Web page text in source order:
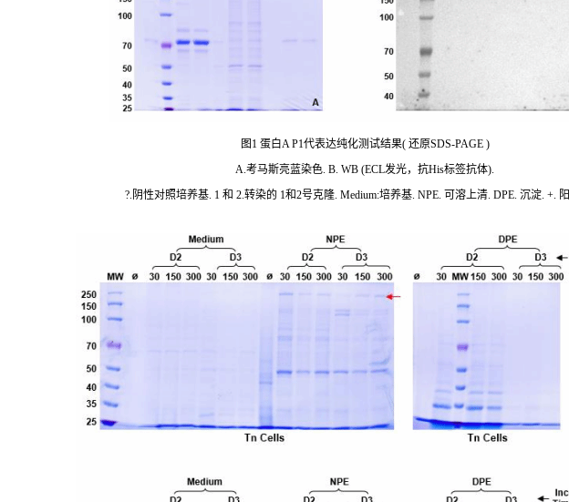
图1 蛋白A P1代表达纯化测试结果( 还原SDS-PAGE )
A.考马斯亮蓝染色. B. WB (ECL发光，抗His标签抗体).
?.阴性对照培养基. 1 和 2.转染的 1和2号克隆. Medium:培养基. NPE. 可溶上清. DPE. 沉淀. +.